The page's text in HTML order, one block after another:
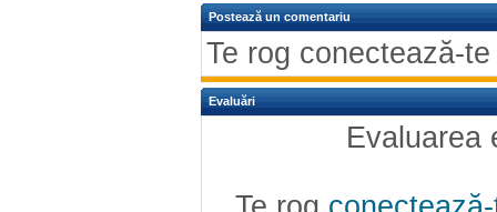
Postează un comentariu
Te rog conectează-
Evaluări
Evaluarea